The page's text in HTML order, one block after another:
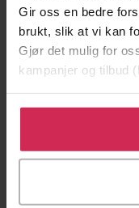
Gir oss en bedre
brukt, slik at vi kan
Gjør det mulig for
kampanjer og tilbud
Klikk på «Godta
bruke cookies for
tilpasse ditt
Minnesota